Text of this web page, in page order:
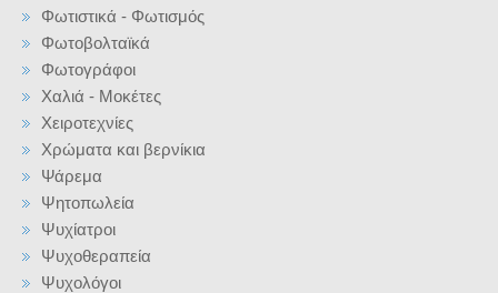
Φωτιστικά - Φωτισμός
Φωτοβολταϊκά
Φωτογράφοι
Χαλιά - Μοκέτες
Χειροτεχνίες
Χρώματα και βερνίκια
Ψάρεμα
Ψητοπωλεία
Ψυχίατροι
Ψυχοθεραπεία
Ψυχολόγοι